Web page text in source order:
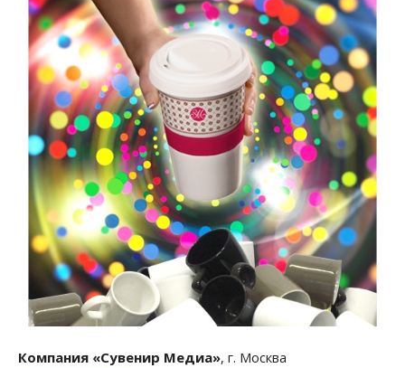
Компания «Сувенир Медиа», г. Москва